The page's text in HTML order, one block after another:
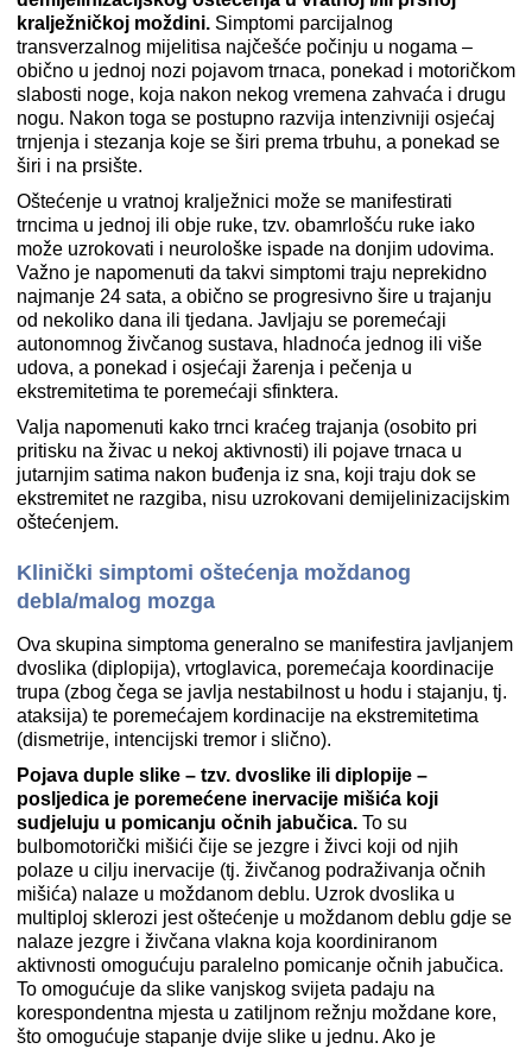
kralježničkoj moždini. Simptomi parcijalnog
transverzalnog mijelitisa najčešće počinju u nogama –
obično u jednoj nozi pojavom trnaca, ponekad i motoričkom
slabosti noge, koja nakon nekog vremena zahvaća i drugu
nogu. Nakon toga se postupno razvija intenzivniji osjećaj
trnjenja i stezanja koje se širi prema trbuhu, a ponekad se
širi i na prsište.
Oštećenje u vratnoj kralježnici može se manifestirati
trncima u jednoj ili obje ruke, tzv. obamrlošću ruke iako
može uzrokovati i neurološke ispade na donjim udovima.
Važno je napomenuti da takvi simptomi traju neprekidno
najmanje 24 sata, a obično se progresivno šire u trajanju
od nekoliko dana ili tjedana. Javljaju se poremećaji
autonomnog živčanog sustava, hladnoća jednog ili više
udova, a ponekad i osjećaji žarenja i pečenja u
ekstremitetima te poremećaji sfinktera.
Valja napomenuti kako trnci kraćeg trajanja (osobito pri
pritisku na živac u nekoj aktivnosti) ili pojave trnaca u
jutarnjim satima nakon buđenja iz sna, koji traju dok se
ekstremitet ne razgiba, nisu uzrokovani demijelinizacijskim
oštećenjem.
Klinički simptomi oštećenja moždanog
debla/malog mozga
Ova skupina simptoma generalno se manifestira javljanjem
dvoslika (diplopija), vrtoglavica, poremećaja koordinacije
trupa (zbog čega se javlja nestabilnost u hodu i stajanju, tj.
ataksija) te poremećajem kordinacije na ekstremitetima
(dismetrije, intencijski tremor i slično).
Pojava duple slike – tzv. dvoslike ili diplopije –
posljedica je poremećene inervacije mišića koji
sudjeluju u pomicanju očnih jabučica. To su
bulbomotorički mišići čije se jezgre i živci koji od njih
polaze u cilju inervacije (tj. živčanog podraživanja očnih
mišića) nalaze u moždanom deblu. Uzrok dvoslika u
multiploj sklerozi jest oštećenje u moždanom deblu gdje se
nalaze jezgre i živčana vlakna koja koordiniranom
aktivnosti omogućuju paralelno pomicanje očnih jabučica.
To omogućuje da slike vanjskog svijeta padaju na
korespondentna mjesta u zatiljnom režnju moždane kore,
što omogućuje stapanje dvije slike u jednu. Ako je